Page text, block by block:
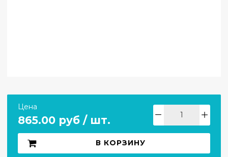
Цена
865.00 руб / шт.
В КОРЗИНУ